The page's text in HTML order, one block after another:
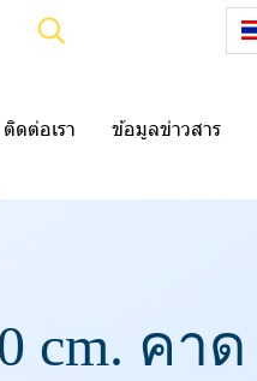
ติดต่อเรา ข้อมูลข่าวสาร
cm. คาด